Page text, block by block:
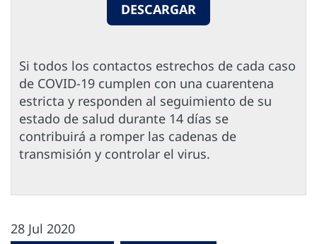
DESCARGAR
Si todos los contactos estrechos de cada caso
de COVID-19 cumplen con una cuarentena
estricta y responden al seguimiento de su
estado de salud durante 14 días se
contribuirá a romper las cadenas de
transmisión y controlar el virus.
28 Jul 2020